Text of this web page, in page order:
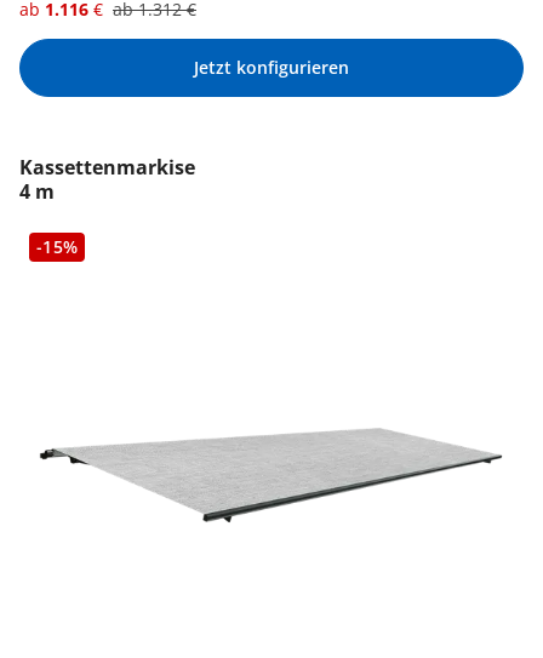
ab 1.116 € ab1.312€
Jetzt konfigurieren
Kassettenmarkise
4 m
-15%